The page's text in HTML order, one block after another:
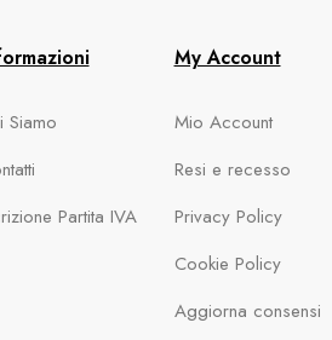
Siamo
Partita IVA
My Account
Mio Account
Resi e recesso
Privacy Policy
Cookie Policy
Aggiorna consensi